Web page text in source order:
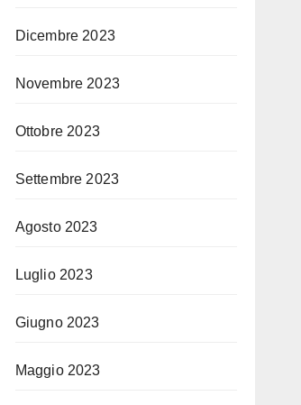
Dicembre 2023
Novembre 2023
Ottobre 2023
Settembre 2023
Agosto 2023
Luglio 2023
Giugno 2023
Maggio 2023